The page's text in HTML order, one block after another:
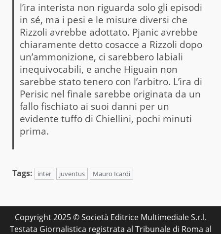
l’ira interista non riguarda solo gli episodi
in sé, ma i pesi e le misure diversi che
Rizzoli avrebbe adottato. Pjanic avrebbe
chiaramente detto cosacce a Rizzoli dopo
un’ammonizione, ci sarebbero labiali
inequivocabili, e anche Higuain non
sarebbe stato tenero con l’arbitro. L’ira di
Perisic nel finale sarebbe originata da un
fallo fischiato ai suoi danni per un
evidente tuffo di Chiellini, pochi minuti
prima.
Tags: inter juventus Mauro Icardi
Copyright 2025 © Società Editrice Multimediale S.r.l.
Testata Giornalistica registrata al Tribunale di Roma al